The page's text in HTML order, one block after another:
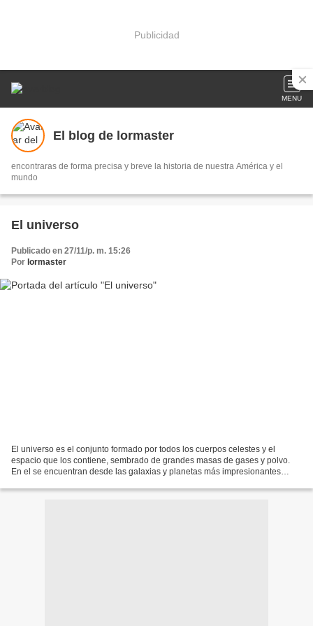
Publicidad
MENU
El blog de lormaster
encontraras de forma precisa y breve la historia de nuestra América y el
mundo
El universo
Publicado en 27/11/p. m. 15:26
Por lormaster
El universo es el conjunto formado por todos los cuerpos celestes y el
espacio que los contiene, sembrado de grandes masas de gases y polvo.
En el se encuentran desde las galaxias y planetas más impresionantes